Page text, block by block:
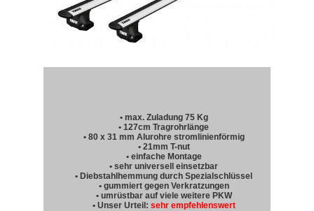
• max. Zuladung 75 Kg
• 127cm Tragrohrlänge
• 80 x 31 mm Alurohre stromlinienförmig
• 21mm T-nut
• einfache Montage
• sehr universell einsetzbar
• Diebstahlhemmung durch Spezialschlüssel
• gummiert gegen Verkratzungen
• umrüstbar auf viele weitere PKW
• Unser Urteil: sehr empfehlenswert